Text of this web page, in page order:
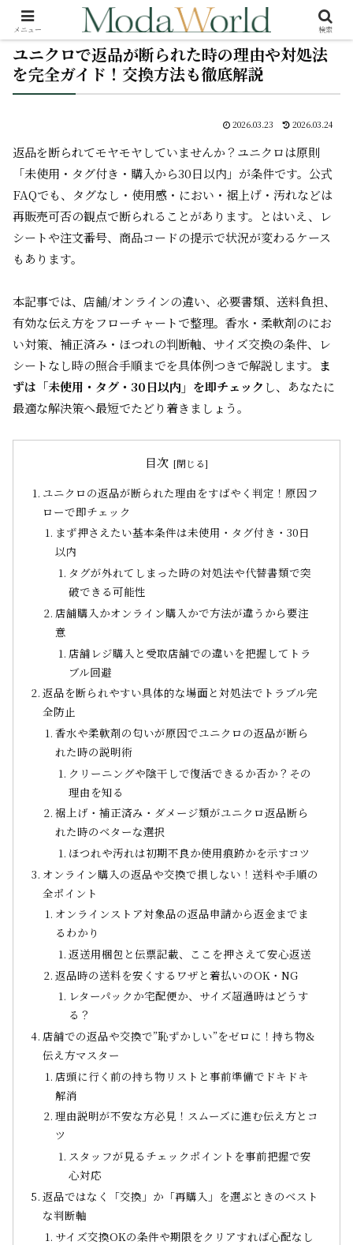
ユニクロで返品が断られた時の理由や対処法
を完全ガイド！交換方法も徹底解説
2026.03.23 2026.03.24
返品を断られてモヤモヤしていませんか？ユニクロは原則
「未使用・タグ付き・購入から30日以内」が条件です。公式
FAQでも、タグなし・使用感・におい・裾上げ・汚れなどは
再販売可否の観点で断られることがあります。とはいえ、レ
シートや注文番号、商品コードの提示で状況が変わるケース
もあります。
本記事では、店舗/オンラインの違い、必要書類、送料負担、
有効な伝え方をフローチャートで整理。香水・柔軟剤のにお
い対策、補正済み・ほつれの判断軸、サイズ交換の条件、レ
シートなし時の照合手順までを具体例つきで解説します。 ま
ずは「未使用・タグ・30日以内」を即チェック し、あなたに
最適な解決策へ最短でたどり着きましょう。
目次
ユニクロの返品が断られた理由をすばやく判定！原因フ
ローで即チェック
まず押さえたい基本条件は未使用・タグ付き・30日
以内
タグが外れてしまった時の対処法や代替書類で突
破できる可能性
店舗購入かオンライン購入かで方法が違うから要注
意
店舗レジ購入と受取店舗での違いを把握してトラ
ブル回避
返品を断られやすい具体的な場面と対処法でトラブル完
全防止
香水や柔軟剤の匂いが原因でユニクロの返品が断ら
れた時の説明術
クリーニングや陰干しで復活できるか否か？その
理由を知る
裾上げ・補正済み・ダメージ類がユニクロ返品断ら
れた時のベターな選択
ほつれや汚れは初期不良か使用痕跡かを示すコツ
オンライン購入の返品や交換で損しない！送料や手順の
全ポイント
オンラインストア対象品の返品申請から返金までま
るわかり
返送用梱包と伝票記載、ここを押さえて安心返送
返品時の送料を安くするワザと着払いのOK・NG
レターパックか宅配便か、サイズ超過時はどうす
る？
店舗での返品や交換で”恥ずかしい”をゼロに！持ち物&
伝え方マスター
店頭に行く前の持ち物リストと事前準備でドキドキ
解消
理由説明が不安な方必見！スムーズに進む伝え方とコ
ツ
スタッフが見るチェックポイントを事前把握で安
心対応
返品ではなく「交換」か「再購入」を選ぶときのベスト
な判断軸
サイズ交換OKの条件や期限をクリアすれば心配なし
メニュー 検索